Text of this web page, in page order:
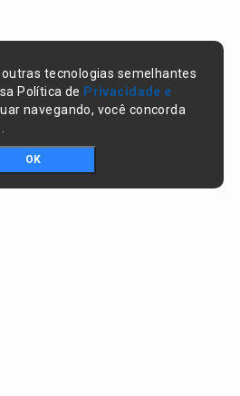
tecnologias semelhantes
Política de Privacidade e
navegando, você concorda
OK